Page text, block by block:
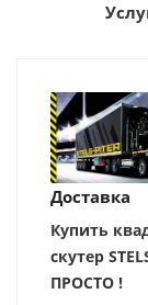
Доставка
Купить
скутер
ПРОСТО !